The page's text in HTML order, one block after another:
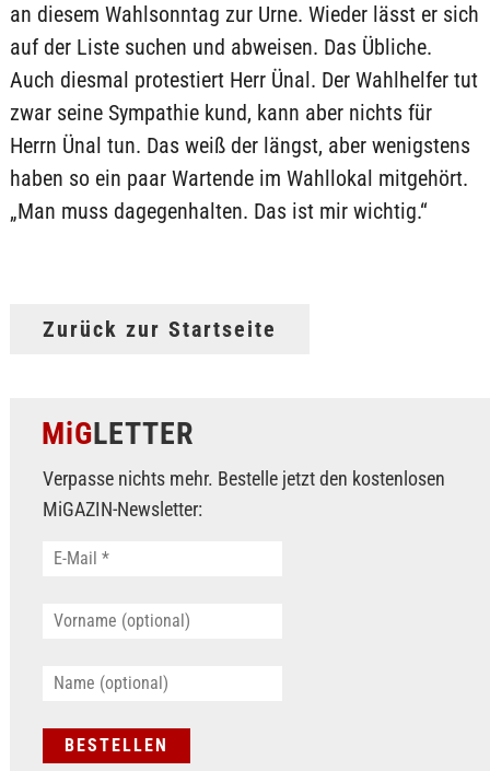
an diesem Wahlsonntag zur Urne. Wieder lässt er sich
auf der Liste suchen und abweisen. Das Übliche.
Auch diesmal protestiert Herr Ünal. Der Wahlhelfer tut
zwar seine Sympathie kund, kann aber nichts für
Herrn Ünal tun. Das weiß der längst, aber wenigstens
haben so ein paar Wartende im Wahllokal mitgehört.
„Man muss dagegenhalten. Das ist mir wichtig.“
Zurück zur Startseite
MiGLETTER
Verpasse nichts mehr. Bestelle jetzt den kostenlosen
MiGAZIN-Newsletter: